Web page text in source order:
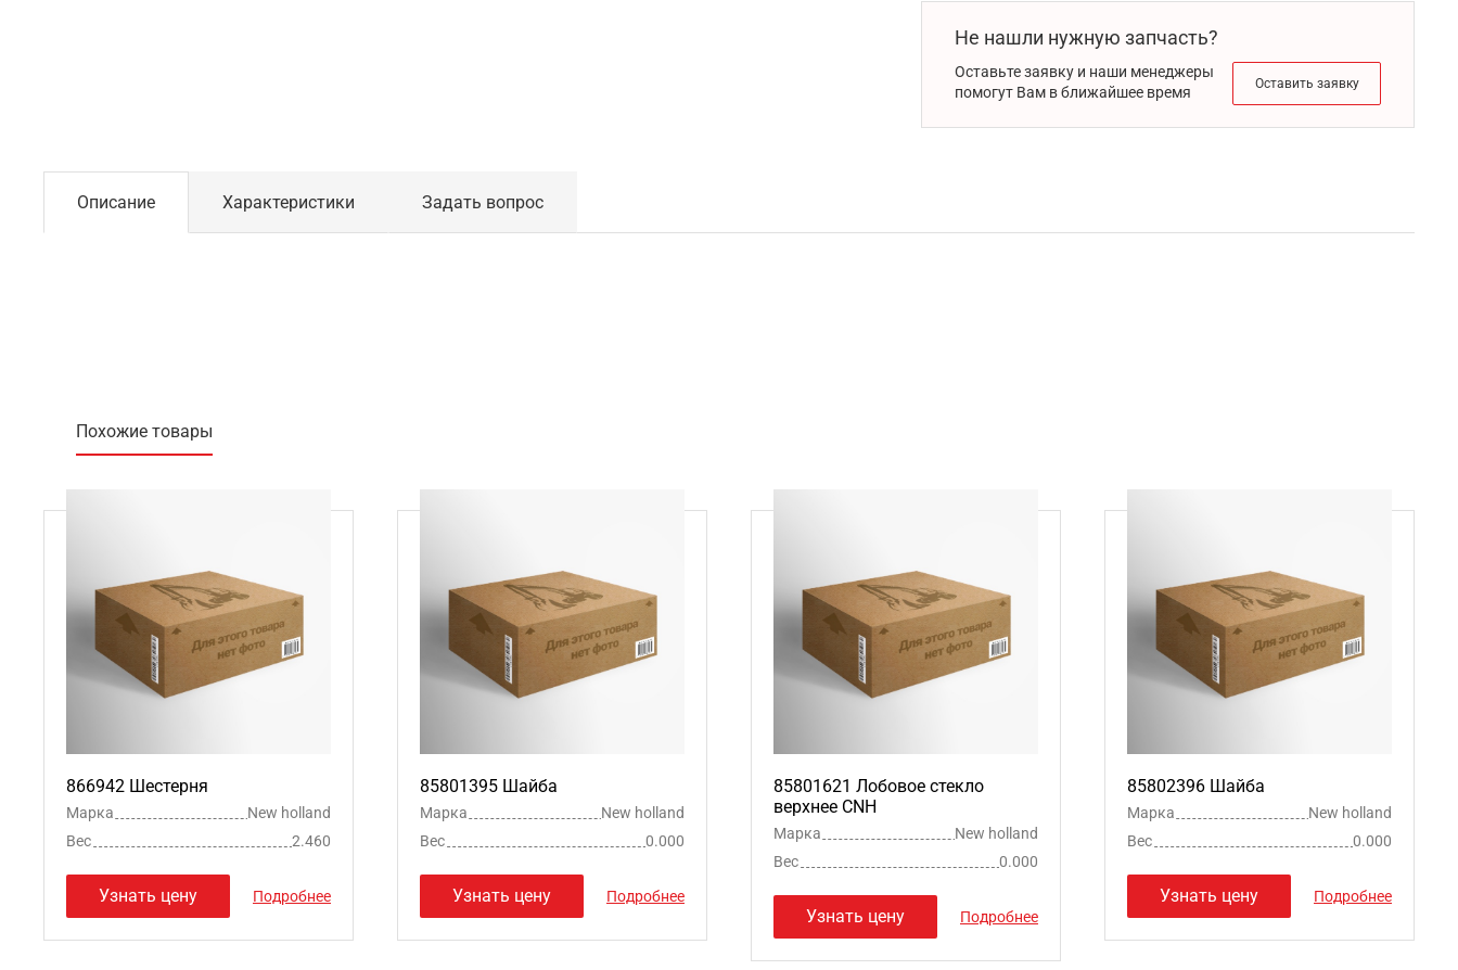
Не нашли нужную запчасть?
Оставьте заявку и наши менеджеры
помогут Вам в ближайшее время
Оставить заявку
Описание Характеристики Задать вопрос
Похожие товары
866942 Шестерня
Марка
New holland
Вес
2.460
Узнать цену Подробнее
85801395 Шайба
Марка
New holland
Вес
0.000
Узнать цену Подробнее
85801621 Лобовое стекло
верхнее CNH
Марка
New holland
Вес
0.000
Узнать цену Подробнее
85802396 Шайба
Марка
New holland
Вес
0.000
Узнать цену Подробнее